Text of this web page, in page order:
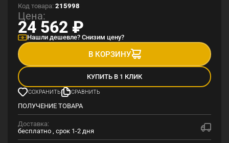
Код товара: 215998
Цена:
24 562 ₽
Нашли дешевле? Снизим цену?
В КОРЗИНУ
КУПИТЬ В 1 КЛИК
СОХРАНИТЬ СРАВНИТЬ
ПОЛУЧЕНИЕ ТОВАРА
Доставка:
бесплатно , срок 1-2 дня